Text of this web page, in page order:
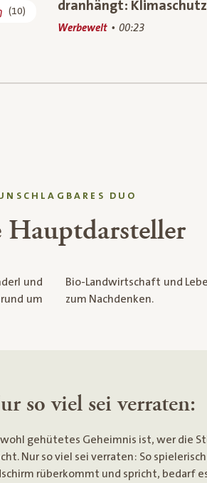
(10)
dranhängt: Klimaschutz
Werbewelt 00:23
DUO
Hauptdarsteller
und
um
auch
zum Nachdenken.
so viel sei verraten:
wohl gehütetes Geheimnis ist, wer die
Nur so viel sei verraten: So
rüberkommt und spricht, bedarf